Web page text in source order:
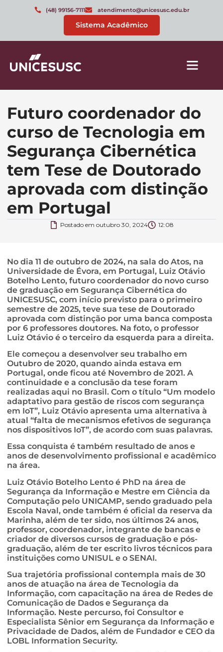
(48) 99156-7111 atendimento@unicesusc.edu.br
Sistema Acadêmico
Futuro coordenador do
curso de Tecnologia em
Segurança Cibernética
tem Tese de Doutorado
aprovada com distinção
em Portugal
Postado em outubro 30, 2024 12:08
No dia 11 de outubro de 2024, na sala do Atos, na
Universidade de Évora, em Portugal, Luiz Otávio
Botelho Lento, futuro coordenador do novo curso
de graduação em Segurança Cibernética do
UNICESUSC, com início previsto para o primeiro
semestre de 2025, teve sua tese de Doutorado
aprovada com distinção por uma banca composta
por 6 professores doutores. Na foto, o professor
Luiz Otávio é o terceiro da esquerda para a direita.
Ele começou a desenvolver seu trabalho em
Outubro de 2020, quando ainda estava em
Portugal, onde ficou até Novembro de 2021. A
continuidade e a conclusão da tese foram
realizadas aqui no Brasil. Com o título “Um modelo
adaptativo para gestão de riscos com segurança
em IoT”, Luiz Otávio apresenta uma alternativa à
atual “falta de mecanismos efetivos de segurança
nos dispositivos IoT”, de acordo com suas palavras.
Essa conquista é também resultado de anos e
anos de desenvolvimento profissional e acadêmico
na área.
Luiz Otávio Botelho Lento é PhD na área de
Segurança da Informação e Mestre em Ciência da
Computação pelo UNICAMP, sendo graduado pela
Escola Naval, onde também é oficial da reserva da
Marinha, além de ter sido, nos últimos 24 anos,
professor, coordenador, integrante de bancas e
criador de diversos cursos de graduação e pós-
graduação, além de ter escrito livros técnicos para
instituições como UNISUL e o SENAI.
Sua trajetória profissional contempla mais de 30
anos de atuação na área de Tecnologia da
Informação, com capacitação na área de Redes de
Comunicação de Dados e Segurança da
Informação. Neste percurso, foi Consultor e
Especialista Sênior em Segurança da Informação e
Privacidade de Dados, além de Fundador e CEO da
LOBL Information Security.